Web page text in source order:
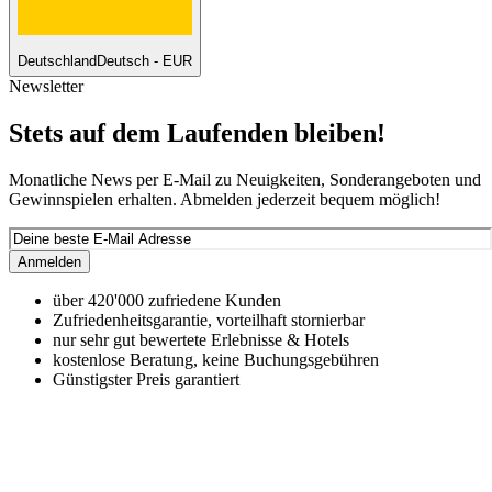
Deutschland Deutsch - EUR
Newsletter
Stets auf dem Laufenden bleiben!
Monatliche News per E-Mail zu Neuigkeiten, Sonderangeboten und
Gewinnspielen erhalten. Abmelden jederzeit bequem möglich!
Anmelden
über 420'000 zufriedene Kunden
Zufriedenheitsgarantie, vorteilhaft stornierbar
nur sehr gut bewertete Erlebnisse & Hotels
kostenlose Beratung, keine Buchungsgebühren
Günstigster Preis garantiert